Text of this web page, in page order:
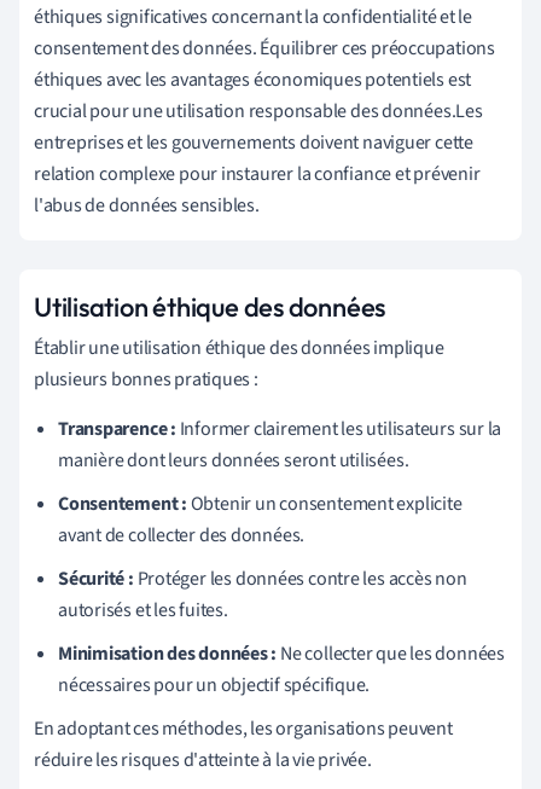
éthiques significatives concernant la confidentialité et le
consentement des données. Équilibrer ces préoccupations
éthiques avec les avantages économiques potentiels est
crucial pour une utilisation responsable des données.Les
entreprises et les gouvernements doivent naviguer cette
relation complexe pour instaurer la confiance et prévenir
l'abus de données sensibles.
Utilisation éthique des données
Établir une utilisation éthique des données implique
plusieurs bonnes pratiques :
Transparence : Informer clairement les utilisateurs sur la
manière dont leurs données seront utilisées.
Consentement :Obtenir un consentement explicite
avant de collecter des données.
Sécurité : Protéger les données contre les accès non
autorisés et les fuites.
Minimisation des données : Ne collecter que les données
nécessaires pour un objectif spécifique.
En adoptant ces méthodes, les organisations peuvent
réduire les risques d'atteinte à la vie privée.